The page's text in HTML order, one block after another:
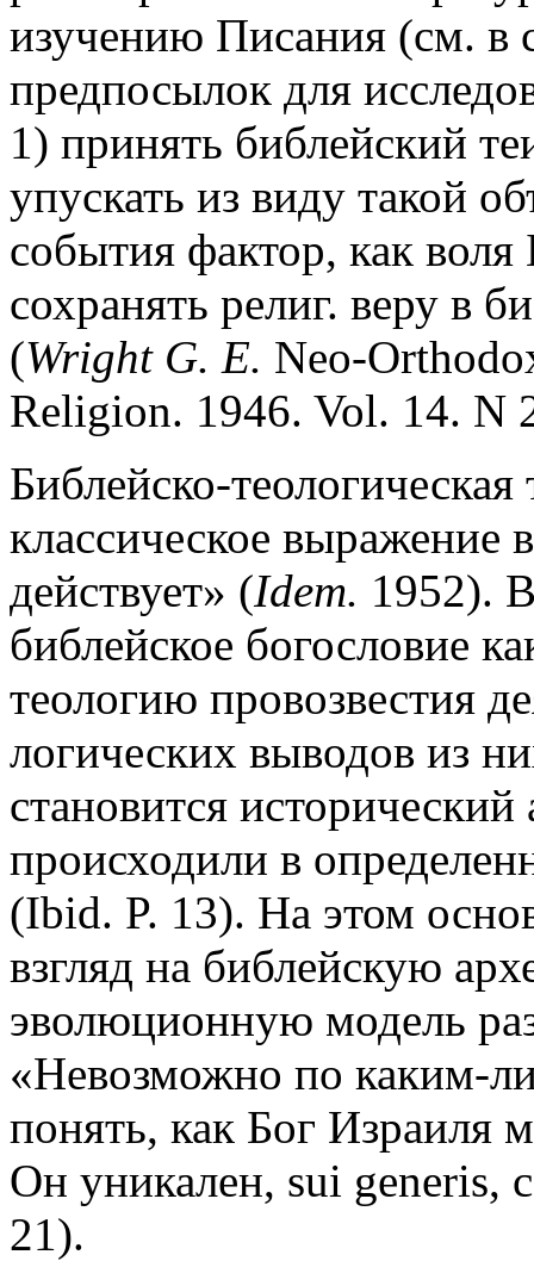
изучению Писания (см. в
предпосылок для
1) принять библейский
упускать из виду такой
события фактор, как
сохранять религ. веру в
(Wright G. E. Neo-
Religion. 1946. Vol. 14. N
Библейско-
классическое выражение
действует» (Idem. 1952).
библейское богословие
теологию провозвестия
логических выводов из
становится
происходили в
(Ibid. P. 13). На этом
взгляд на библейскую
эволюционную модель
«Невозможно по каким-
понять, как Бог Израиля
Он уникален, sui generis,
21).